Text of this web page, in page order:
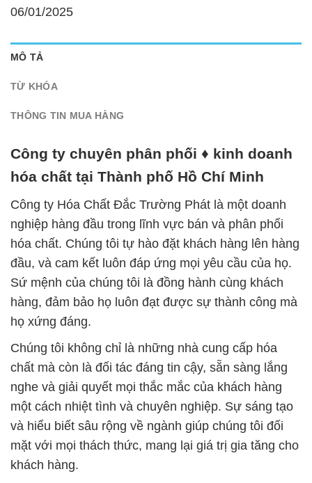
06/01/2025
MÔ TẢ
TỪ KHÓA
THÔNG TIN MUA HÀNG
Công ty chuyên phân phối ♦ kinh doanh
hóa chất tại Thành phố Hồ Chí Minh
Công ty Hóa Chất Đắc Trường Phát là một doanh
nghiệp hàng đầu trong lĩnh vực bán và phân phối
hóa chất. Chúng tôi tự hào đặt khách hàng lên hàng
đầu, và cam kết luôn đáp ứng mọi yêu cầu của họ.
Sứ mệnh của chúng tôi là đồng hành cùng khách
hàng, đảm bảo họ luôn đạt được sự thành công mà
họ xứng đáng.
Chúng tôi không chỉ là những nhà cung cấp hóa
chất mà còn là đối tác đáng tin cậy, sẵn sàng lắng
nghe và giải quyết mọi thắc mắc của khách hàng
một cách nhiệt tình và chuyên nghiệp. Sự sáng tạo
và hiểu biết sâu rộng về ngành giúp chúng tôi đối
mặt với mọi thách thức, mang lại giá trị gia tăng cho
khách hàng.